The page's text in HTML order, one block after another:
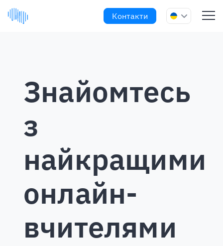
Контакти
Знайомтесь
з
найкращими
онлайн-
вчителями